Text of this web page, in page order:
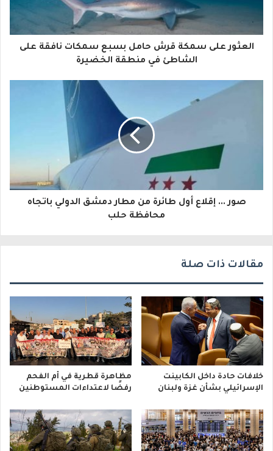
ك
ا
إ
‎⁨العثور على سمكة قرش حامل بسبع سمكات نافقة على
الشاطئ في منطقة الخضيرة
صور ... إقلاع أول طائرة من مطار دمشق الدولي باتجاه
محافظة حلب
مقالات ذات صلة
خلافات حادة داخل الكابينت
الإسرائيلي بشأن غزة ولبنان
مظاهرة قطرية في أم الفحم
رفضًا لاعتداءات المستوطنين